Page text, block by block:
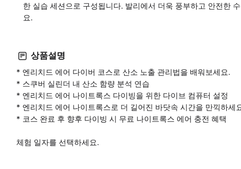
한 실습 세션으로 구성됩니다. 발리에서 더욱 풍부하고 안전한
요.
상품설명
* 엔리치드 에어 다이버 코스로 산소 노출 관리법을 배워보세요.
* 스쿠버 실린더 내 산소 함량 분석 연습
* 엔리치드 에어 나이트록스 다이빙을 위한 다이브 컴퓨터 설정
* 엔리치드 에어 나이트록스로 더 길어진 바닷속 시간을 만끽하세
* 코스 완료 후 향후 다이빙 시 무료 나이트록스 에어 충전 혜택
체험 일자를 선택하세요.